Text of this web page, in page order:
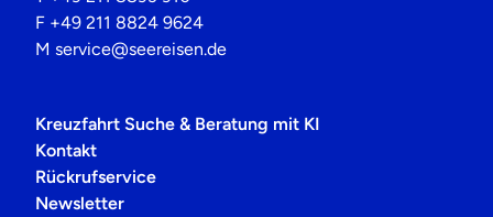
F +49 211 8824 9624
M service@seereisen.de
Kreuzfahrt Suche & Beratung mit KI
Kontakt
Rückrufservice
Newsletter